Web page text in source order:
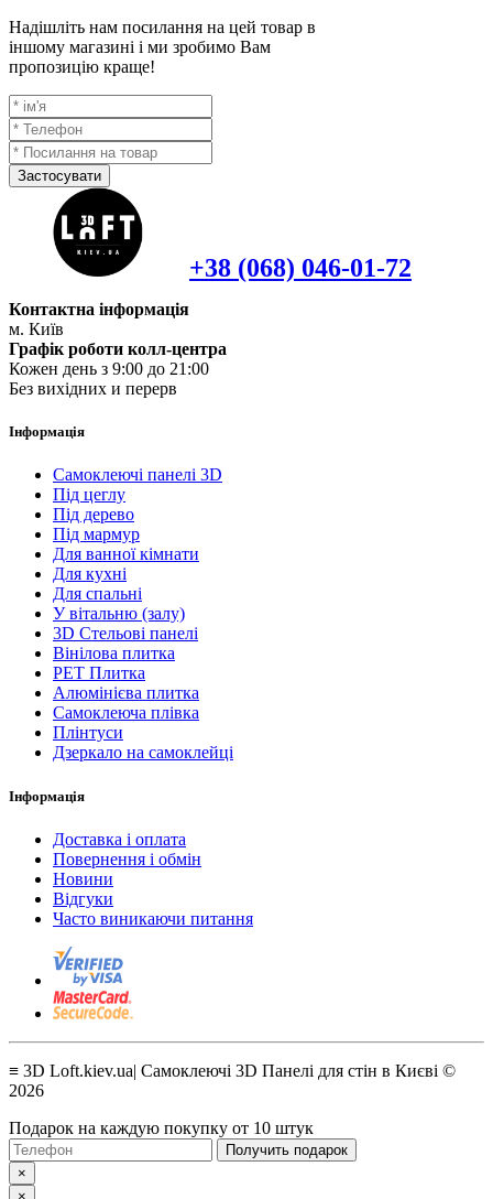
Надішліть нам посилання на цей товар в
іншому магазині і ми зробимо Вам
пропозицію краще!
Застосувати
+38 (068) 046-01-72
Контактна інформація
м. Київ
Графік роботи колл-центра
Кожен день з 9:00 до 21:00
Без вихідних и перерв
Інформація
Самоклеючі панелі 3D
Під цеглу
Під дерево
Під мармур
Для ванної кімнати
Для кухні
Для спальні
У вітальню (залу)
3D Стельові панелі
Вінілова плитка
PET Плитка
Алюмінієва плитка
Самоклеюча плівка
Плінтуси
Дзеркало на самоклейці
Інформація
Доставка і оплата
Повернення і обмін
Новини
Відгуки
Часто виникаючи питання
≡ 3D Loft.kiev.ua| Самоклеючі 3D Панелі для стін в Києві ©
2026
Подарок на каждую покупку от 10 штук
Получить подарок
×